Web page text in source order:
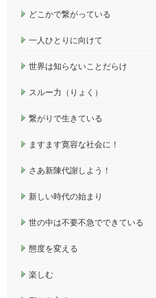
どこかで繋がっている
一人ひとりに向けて
世界は知らないことだらけ
スルー力（りょく）
繋がりで生きている
ますます寛容な社会に！
さあ新陳代謝しよう！
新しい時代の始まり
世の中は不要不急でできている
態度を変える
楽しむ